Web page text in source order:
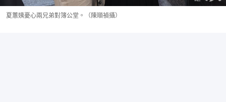
夏蕙姨憂心兩兄弟對簿公堂。（陳順禎攝）